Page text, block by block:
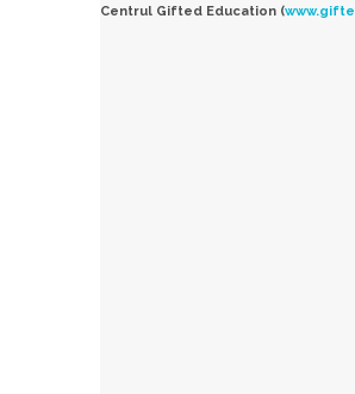
Centrul Gifted Education (